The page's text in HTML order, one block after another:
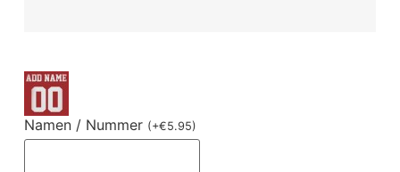
Namen / Nummer (+€5.95)